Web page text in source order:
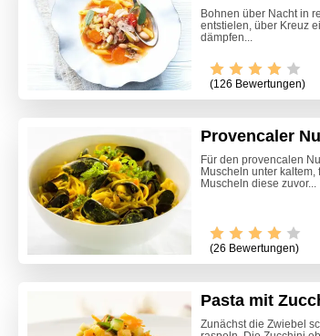
Bohnen über Nacht in
entstielen, über Kreuz
dämpfen...
(126 Bewertungen)
Provencaler
Für den provencalen
Muscheln unter
Muscheln diese zuvor...
(26 Bewertungen)
Pasta mit
Zunächst die Zwiebel